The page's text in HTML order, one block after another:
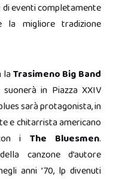
di eventi completamente
la migliore tradizione
laTrasimeno Big Band
in Piazza XXIV
sarà protagonista, in
e chitarrista americano
i The Bluesmen.
canzone d’autore
anni ’70, lp divenuti